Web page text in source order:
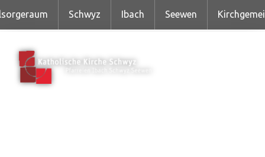
Schwyz Ibach Seewen